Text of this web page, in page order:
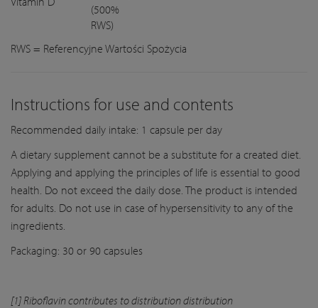
(500%
RWS)
RWS = Referencyjne Wartości Spożycia
Instructions for use and contents
Recommended daily intake: 1 capsule per day
A dietary supplement cannot be a substitute for a created diet.
Applying and applying the principles of life is essential to good
health. Do not exceed the daily dose. The product is intended
for adults. Do not use in case of hypersensitivity to any of the
ingredients.
Packaging: 30 or 90 capsules
[1] Riboflavin contributes to distribution distribution